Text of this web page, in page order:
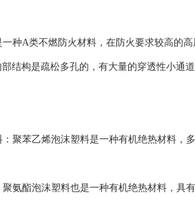
一种A类不燃防火材料，在防火要求较高的
结构是疏松多孔的，有大量的穿透性小通
聚苯乙烯泡沫塑料是一种有机绝热材料，
氨酯泡沫塑料也是一种有机绝热材料，具